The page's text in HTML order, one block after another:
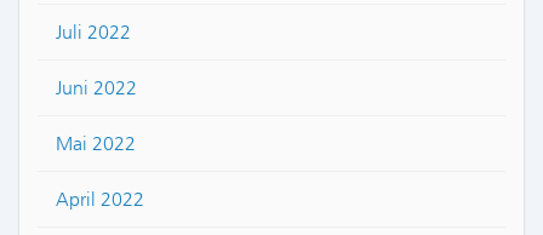
Juli 2022
Juni 2022
Mai 2022
April 2022